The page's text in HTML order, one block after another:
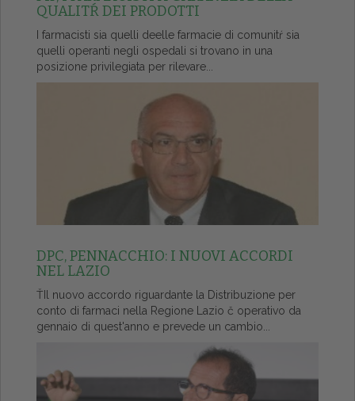
QUALITŔ DEI PRODOTTI
I farmacisti sia quelli deelle farmacie di comunitŕ sia
quelli operanti negli ospedali si trovano in una
posizione privilegiata per rilevare...
DPC, PENNACCHIO: I NUOVI ACCORDI
NEL LAZIO
ŤIl nuovo accordo riguardante la Distribuzione per
conto di farmaci nella Regione Lazio č operativo da
gennaio di quest'anno e prevede un cambio...